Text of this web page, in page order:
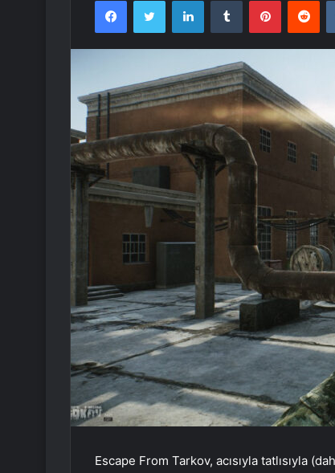
Escape From Tarkov, acısıyla tatlısıyla